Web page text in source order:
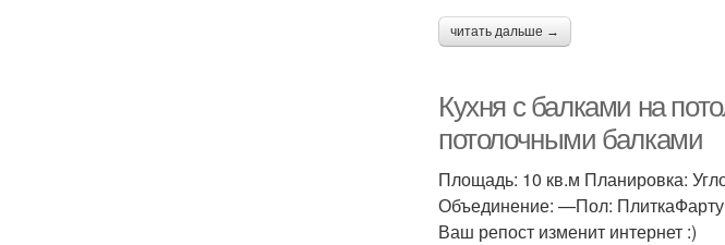
читать дальше →
Кухня с балками на
потолочными балками
Площадь: 10 кв.м Планировка:
Объединение: —Пол:
Ваш репост изменит интернет :)